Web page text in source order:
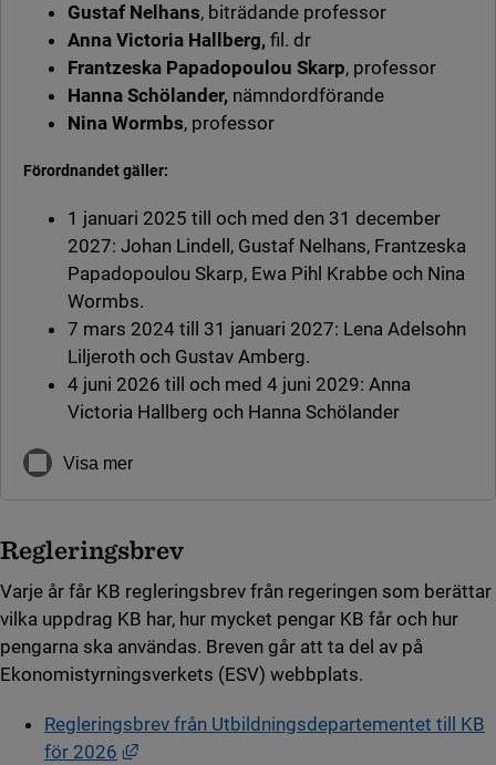
Gustaf Nelhans, biträdande professor
Anna Victoria Hallberg, fil. dr
Frantzeska Papadopoulou Skarp, professor
Hanna Schölander, nämndordförande
Nina Wormbs, professor
Förordnandet gäller:
1 januari 2025 till och med den 31 december
2027: Johan Lindell, Gustaf Nelhans, Frantzeska
Papadopoulou Skarp, Ewa Pihl Krabbe och Nina
Wormbs.
7 mars 2024 till 31 januari 2027: Lena Adelsohn
Liljeroth och Gustav Amberg.
4 juni 2026 till och med 4 juni 2029: Anna
Victoria Hallberg och Hanna Schölander
Visa mer
Regleringsbrev
Varje år får KB regleringsbrev från regeringen som berättar
vilka uppdrag KB har, hur mycket pengar KB får och hur
pengarna ska användas. Breven går att ta del av på
Ekonomistyrningsverkets (ESV) webbplats.
Regleringsbrev från Utbildningsdepartementet till KB
för 2026
Länk till annan webbplats, öppnas i nytt